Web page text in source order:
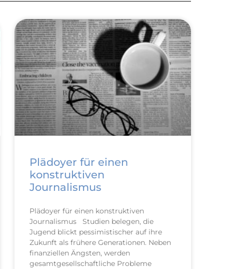
Plädoyer für einen
konstruktiven
Journalismus
Plädoyer für einen konstruktiven
Journalismus Studien belegen, die
Jugend blickt pessimistischer auf ihre
Zukunft als frühere Generationen. Neben
finanziellen Ängsten, werden
gesamtgesellschaftliche Probleme